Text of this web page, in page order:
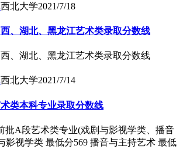
西北大学2021/7/18
、湖北、黑龙江艺术类录取分数线
、湖北、黑龙江艺术类录取分数线
西北大学2021/7/14
类本科专业录取分数线
批A段艺术类专业(戏剧与影视学类、播音
影视学类 最低分569 播音与主持艺术 最低